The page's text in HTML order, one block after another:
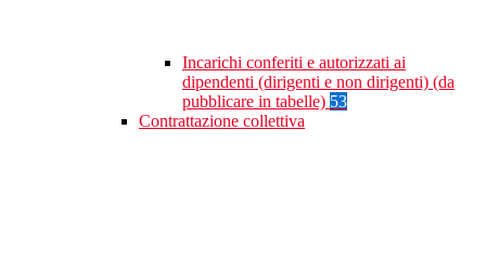
Incarichi conferiti e autorizzati ai
dipendenti (dirigenti e non dirigenti) (da
pubblicare in tabelle) 53
Contrattazione collettiva